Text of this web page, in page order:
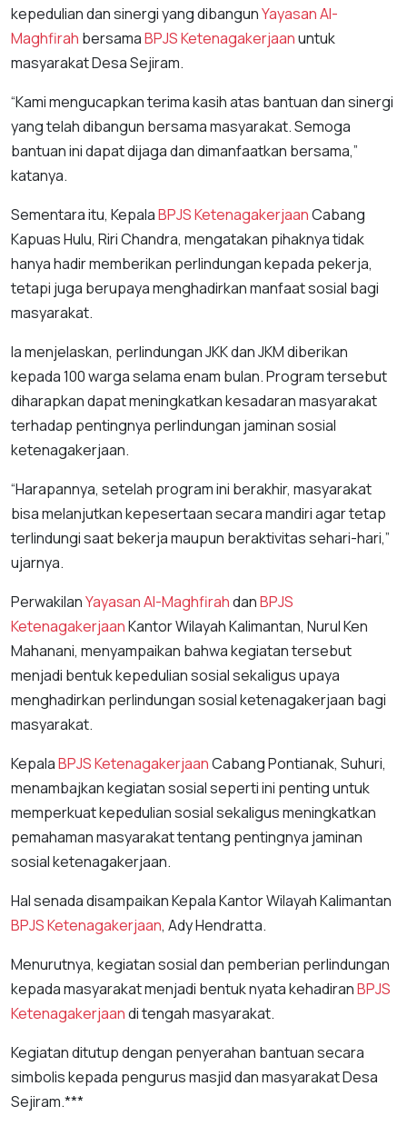
kepedulian dan sinergi yang dibangunYayasan Al-
Maghfirah bersamaBPJS Ketenagakerjaanuntuk
masyarakat Desa Sejiram.
“Kami mengucapkan terima kasih atas bantuan dan sinergi
yang telah dibangun bersama masyarakat. Semoga
bantuan ini dapat dijaga dan dimanfaatkan bersama,”
katanya.
Sementara itu, KepalaBPJS KetenagakerjaanCabang
Kapuas Hulu, Riri Chandra, mengatakan pihaknya tidak
hanya hadir memberikan perlindungan kepada pekerja,
tetapi juga berupaya menghadirkan manfaat sosial bagi
masyarakat.
Ia menjelaskan, perlindungan JKK dan JKM diberikan
kepada 100 warga selama enam bulan. Program tersebut
diharapkan dapat meningkatkan kesadaran masyarakat
terhadap pentingnya perlindungan jaminan sosial
ketenagakerjaan.
“Harapannya, setelah program ini berakhir, masyarakat
bisa melanjutkan kepesertaan secara mandiri agar tetap
terlindungi saat bekerja maupun beraktivitas sehari-hari,”
ujarnya.
PerwakilanYayasan Al-MaghfirahdanBPJS
KetenagakerjaanKantor Wilayah Kalimantan, Nurul Ken
Mahanani, menyampaikan bahwa kegiatan tersebut
menjadi bentuk kepedulian sosial sekaligus upaya
menghadirkan perlindungan sosial ketenagakerjaan bagi
masyarakat.
KepalaBPJS KetenagakerjaanCabang Pontianak, Suhuri,
menambajkan kegiatan sosial seperti ini penting untuk
memperkuat kepedulian sosial sekaligus meningkatkan
pemahaman masyarakat tentang pentingnya jaminan
sosial ketenagakerjaan.
Hal senada disampaikan Kepala Kantor Wilayah Kalimantan
BPJS Ketenagakerjaan, Ady Hendratta.
Menurutnya, kegiatan sosial dan pemberian perlindungan
kepada masyarakat menjadi bentuk nyata kehadiranBPJS
Ketenagakerjaandi tengah masyarakat.
Kegiatan ditutup dengan penyerahan bantuan secara
simbolis kepada pengurus masjid dan masyarakat Desa
Sejiram.***